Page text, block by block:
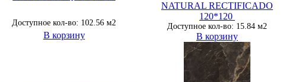
Доступное кол-во: 102.56 м2
В корзину
NATURAL RECTIFICADO
120*120
Доступное кол-во: 15.84 м2
В корзину